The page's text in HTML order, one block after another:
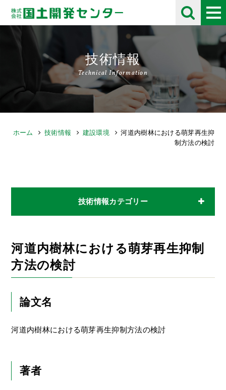
技術情報
Technical Information
ホーム 技術情報 建設環境
河道内樹林における萌芽再生抑
制方法の検討
技術情報カテゴリー
河道内樹林における萌芽再生抑制
方法の検討
論文名
河道内樹林における萌芽再生抑制方法の検討
著者